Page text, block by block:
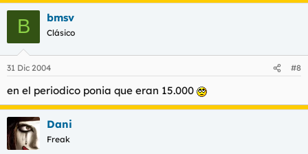
B bmsv
Clásico
31 Dic 2004 #8
en el periodico ponia que eran 15.000
Dani
Freak